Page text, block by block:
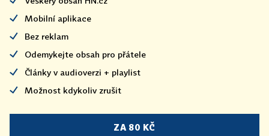
Mobilní aplikace
Bez reklam
Odemykejte obsah pro přátele
Články v audioverzi + playlist
Možnost kdykoliv zrušit
ZA 80 KČ